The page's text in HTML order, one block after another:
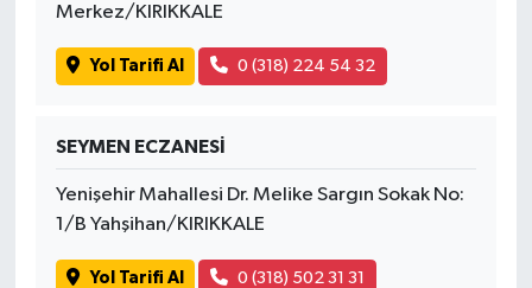
Merkez/KIRIKKALE
Yol Tarifi Al 0 (318) 224 54 32
SEYMEN ECZANESİ
Yenişehir Mahallesi Dr. Melike Sargın Sokak No:
1/B Yahşihan/KIRIKKALE
Yol Tarifi Al 0 (318) 502 31 31